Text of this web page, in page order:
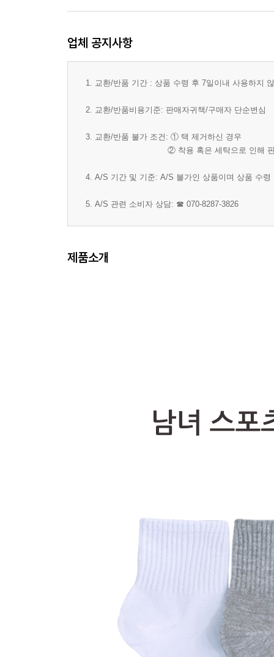
업체 공지사항
1. 교환/반품 기간 : 상품 수령 후 7일이내 사용하지
2. 교환/반품비용기준: 판매자귀책/구매자 단순변심
3. 교환/반품 불가 조건: ① 택 제거하신 경우
② 착용 혹은 세탁으로 인해 판매 가
4. A/S 기간 및 기준: A/S 불가인 상품이며 상품 수
5. A/S 관련 소비자 상담: ☎ 070-8287-3826
제품소개